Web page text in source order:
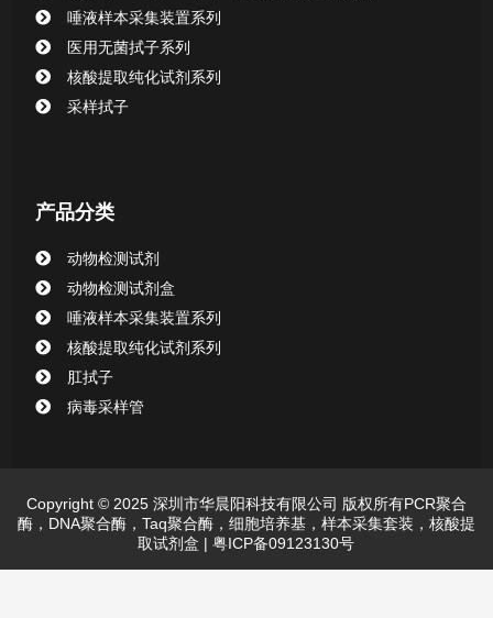
清洁验证棉签系列
动物检测试剂
唾液样本采集装置系列
医用无菌拭子系列
核酸提取纯化试剂系列
采样拭子
产品分类
动物检测试剂
动物检测试剂盒
唾液样本采集装置系列
核酸提取纯化试剂系列
肛拭子
病毒采样管
Copyright © 2025 深圳市华晨阳科技有限公司 版权所有PCR聚合
酶，DNA聚合酶，Taq聚合酶，细胞培养基，样本采集套装，核酸提
取试剂盒 | 粤ICP备09123130号